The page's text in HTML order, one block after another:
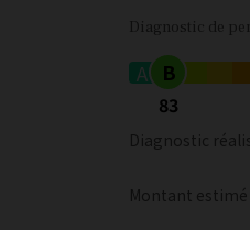
Diagnostic de
A B
83
Diagnostic
Montant estimé